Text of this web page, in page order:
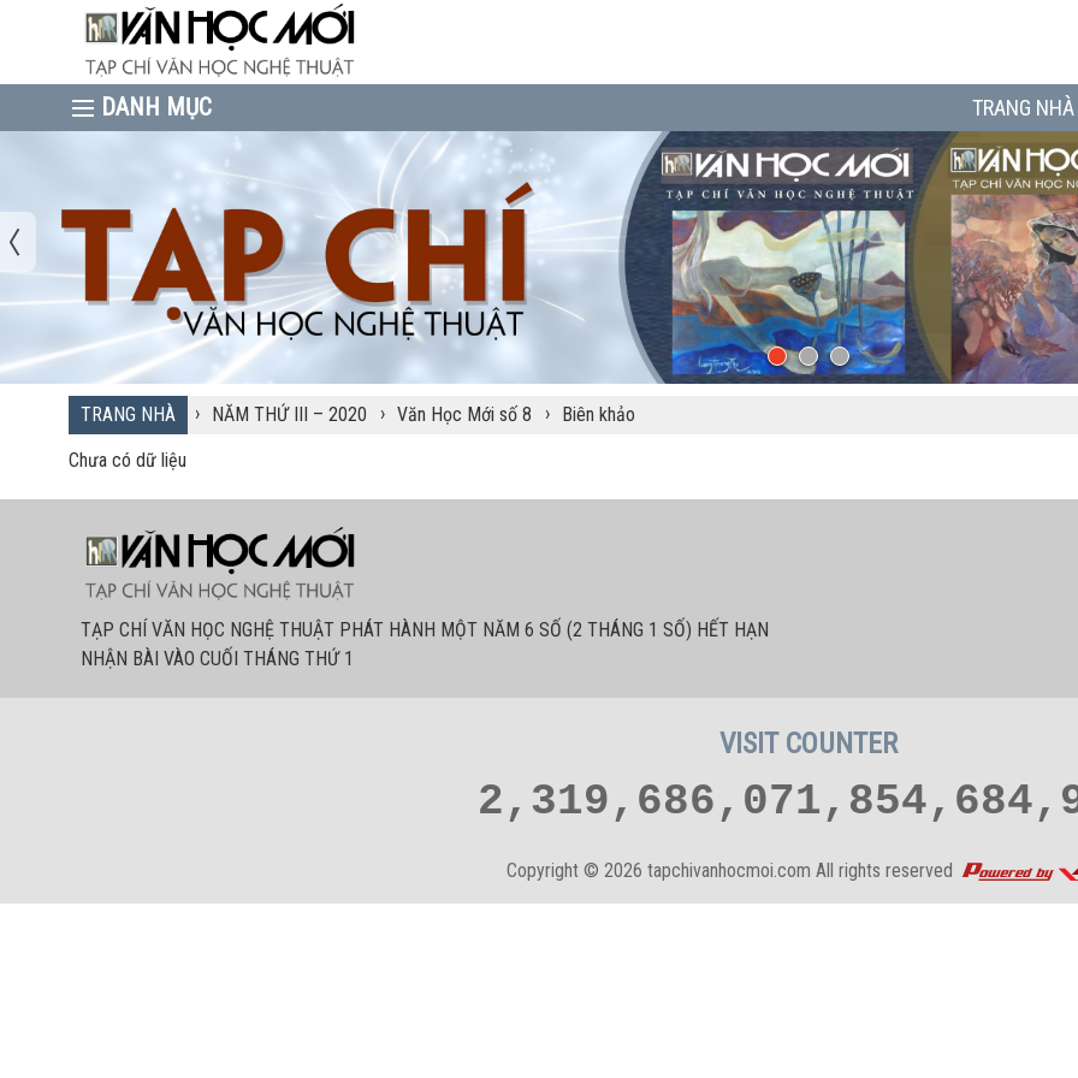
TRANG NHÀ
TRANG NHÀ › NĂM THỨ III – 2020 › Văn Học Mới số 8 › Biên khảo
Chưa có dữ liệu
TẠP CHÍ VĂN HỌC NGHỆ THUẬT PHÁT HÀNH MỘT NĂM 6 SỐ (2 THÁNG 1 SỐ) HẾT HẠN
NHẬN BÀI VÀO CUỐI THÁNG THỨ 1
VISIT COUNTER
Copyright © 2026 tapchivanhocmoi.com All rights reserved